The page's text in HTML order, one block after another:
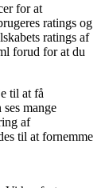
for at
ratings og
ratings af
forud for at du
til at få
mange
af
til at fornemme